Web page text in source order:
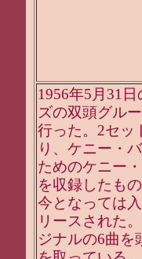
1956年5月31
ズの双頭グル
行った。2セッ
り、ケニー・
ためのケニー
を収録したも
今となっては
リースされた
ジナルの6曲を